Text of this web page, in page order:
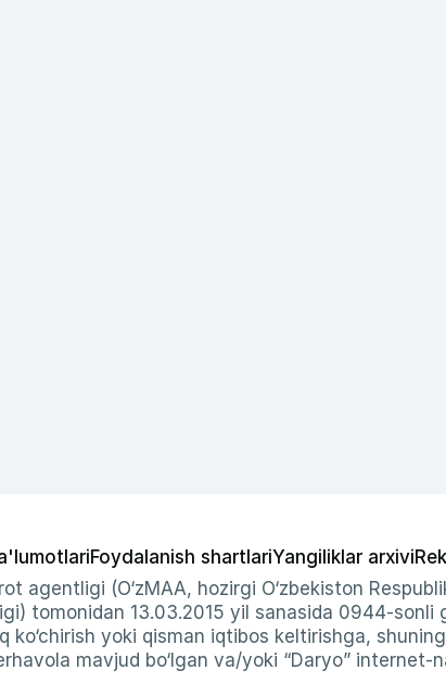
Foydalanish shartlariYangiliklar arxivi
agentligi (O‘zMAA, hozirgi O‘zbekiston
tomonidan 13.03.2015 yil sanasida 0944-sonli
ko‘chirish yoki qisman iqtibos keltirishga,
mavjud bo‘lgan va/yoki “Daryo” internet-